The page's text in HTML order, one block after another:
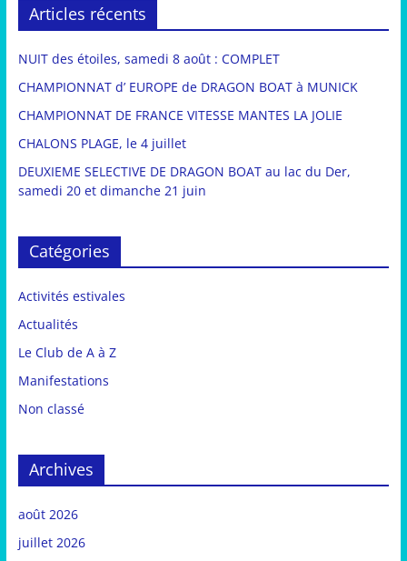
Articles récents
NUIT des étoiles, samedi 8 août : COMPLET
CHAMPIONNAT d’ EUROPE de DRAGON BOAT à MUNICK
CHAMPIONNAT DE FRANCE VITESSE MANTES LA JOLIE
CHALONS PLAGE, le 4 juillet
DEUXIEME SELECTIVE DE DRAGON BOAT au lac du Der,
samedi 20 et dimanche 21 juin
Catégories
Activités estivales
Actualités
Le Club de A à Z
Manifestations
Non classé
Archives
août 2026
juillet 2026